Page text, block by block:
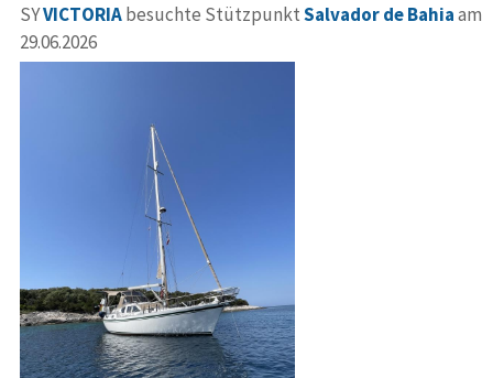
SYVICTORIAbesuchte StützpunktSalvador de Bahiaam
29.06.2026